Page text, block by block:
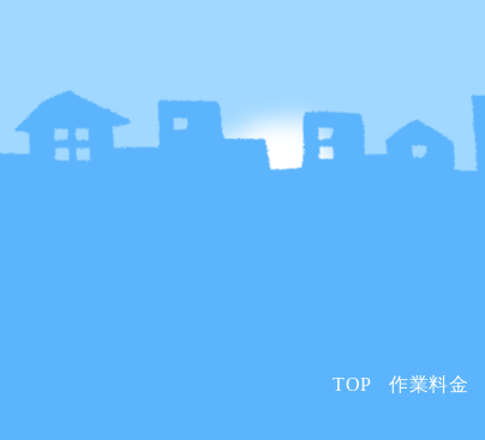
TOP 作業料金